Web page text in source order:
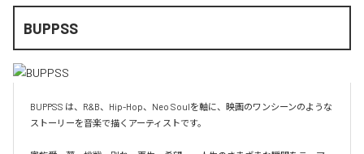
BUPPSS
BUPPSS は、R&B、Hip-Hop、Neo Soulを軸に、映画のワンシーンのような
ストーリーを音楽で描くアーティストです。